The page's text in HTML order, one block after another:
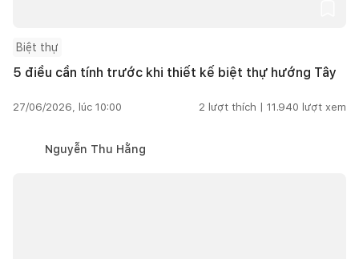
Biệt thự
5 điều cần tính trước khi thiết kế biệt thự hướng Tây
27/06/2026, lúc 10:00 2 lượt thích | 11.940 lượt xem
Nguyễn Thu Hằng